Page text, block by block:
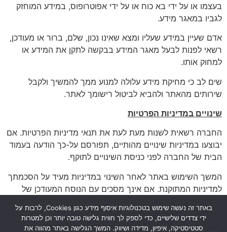
בעצמו או על ידי בא כוח או על ידי אפוטרופוס, במידע המוחזק
לגביו במאגר מידע.
אדם שעיין במידע שעליו ומצא שאינו נכון, שלם, ברור או מעודכן,
רשאי לפנות לבעל מאגר המידע בבקשה לתקן את המידע או
למחוק אותו.
שים לב כי מחיקת מידע עלולה למנוע ממך להמשיך ולקבל
שירותים מהאתר ולהביא לביטול רישומך לאתר.
שינויים במדיניות הפרטיות
החברה רשאית לשנות מעת לעת את תנאי מדיניות הפרטיות. אם
יבוצעו במדיניות שינויים מהותיים, תפורסם על-כך הודעה בעמוד
הבית של החברה לפני כניסת השינויים לתוקף.
המשך השימוש באתר לאחר השינוי במדיניות מעיד על הסכמתך
למדיניות המתוקנת. אם אינך מסכים עם הנוסח המעודכן של
באתר זה נעשה שימוש בטכנולוגיות איסוף מידע כגון Cookies, לרבות על
ידי צדדים שלישיים, כדי לספק לך חווית גלישה טובה יותר וכן למטרות
סטטיסטיקה, איפיון, מדידה ושיווק. המשך הגלישה באתר מהווה את